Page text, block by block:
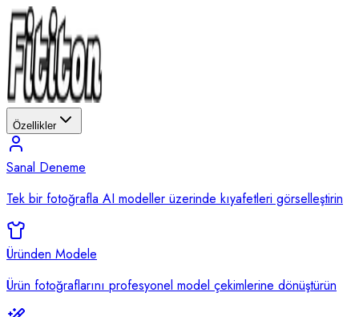
Özellikler
Sanal Deneme
Tek bir fotoğrafla AI modeller üzerinde kıyafetleri görselleştirin
Üründen Modele
Ürün fotoğraflarını profesyonel model çekimlerine dönüştürün